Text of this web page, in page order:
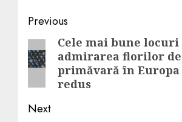
Post
navigation
Previous
Previous
post:
Cele mai bune
admirarea florilor de
primăvară în Europa
redus
Next